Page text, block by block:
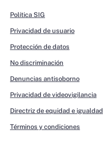
Política SIG
Privacidad de usuario
Protección de datos
No discriminación
Denuncias antisoborno
Privacidad de videovigilancia
Directriz de equidad e igualdad
Términos y condiciones